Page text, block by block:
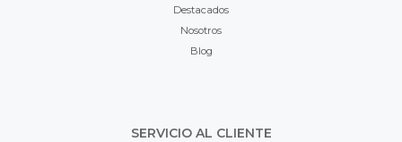
Destacados
Nosotros
Blog
SERVICIO AL CLIENTE